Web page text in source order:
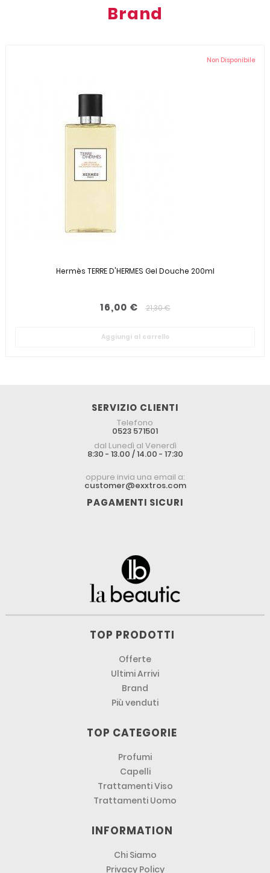
Brand
Non Disponibile
Hermès TERRE D'HERMES Gel Douche 200ml
16,00 € 21,30 €
Aggiungi al carrello
SERVIZIO CLIENTI
Telefono
0523 571501
dal Lunedì al Venerdì
8:30 - 13.00 / 14.00 - 17:30
oppure invia una email a:
customer@exxtros.com
PAGAMENTI SICURI
TOP PRODOTTI
Offerte
Ultimi Arrivi
Brand
Più venduti
TOP CATEGORIE
Profumi
Capelli
Trattamenti Viso
Trattamenti Uomo
INFORMATION
Chi Siamo
Privacy Policy